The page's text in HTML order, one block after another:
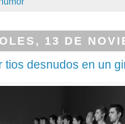
13 DE
tios desnudos en un